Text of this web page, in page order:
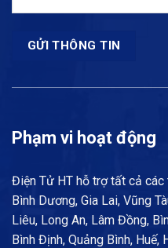
Phạm vi hoạt động
Điện Tử HT hỗ trợ tất cả các
Bình Dương, Gia Lai, Vũng
Liêu, Long An, Lâm Đồng,
Bình Định, Quảng Bình, Huế,